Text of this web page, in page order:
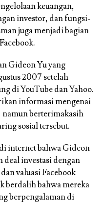
keuangan,
investor, dan fungsi-
juga menjadi bagian
Gideon Yu yang
2007 setelah
di YouTube dan Yahoo.
informasi mengenai
namun berterimakasih
sosial tersebut.
internet bahwa Gideon
deal investasi dengan
valuasi Facebook
berdalih bahwa mereka
berpengalaman di